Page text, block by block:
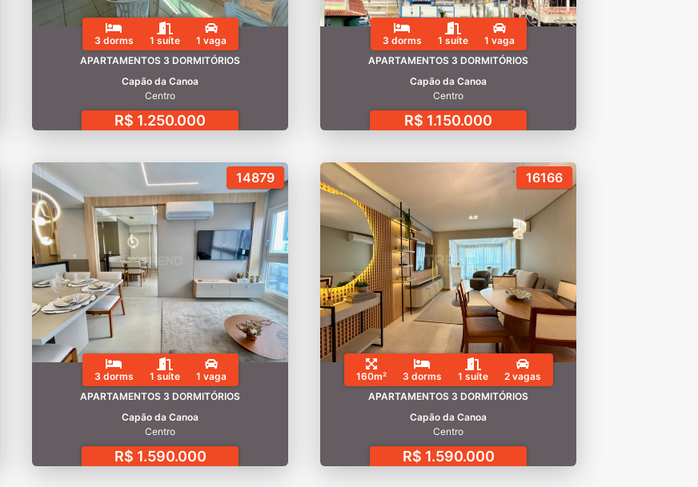
3 dorms 1 suíte
1 vaga
APARTAMENTOS 3 DORMITÓRIOS
Capão da Canoa
Centro
R$ 1.250.000
3 dorms 1 suíte
1 vaga
APARTAMENTOS 3 DORMITÓRIOS
Capão da Canoa
Centro
R$ 1.150.000
14879
3 dorms 1 suíte
1 vaga
APARTAMENTOS 3 DORMITÓRIOS
Capão da Canoa
Centro
R$ 1.590.000
16166
160m² 3 dorms 1 suíte
2 vagas
APARTAMENTOS 3 DORMITÓRIOS
Capão da Canoa
Centro
R$ 1.590.000